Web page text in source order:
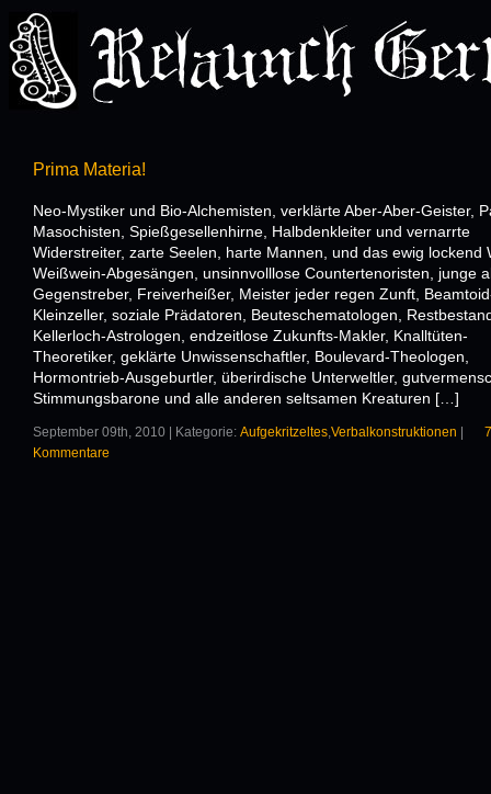
Prima Materia!
Neo-Mystiker und Bio-Alchemisten, verklärte Aber-Aber-Geister,
Masochisten, Spießgesellenhirne, Halbdenkleiter und vernarrte
Widerstreiter, zarte Seelen, harte Mannen, und das ewig lockend
Weißwein-Abgesängen, unsinnvolllose Countertenoristen, junge
Gegenstreber, Freiverheißer, Meister jeder regen Zunft,
Kleinzeller, soziale Prädatoren, Beuteschematologen,
Kellerloch-Astrologen, endzeitlose Zukunfts-Makler, Knalltüten-
Theoretiker, geklärte Unwissenschaftler, Boulevard-Theologen,
Hormontrieb-Ausgeburtler, überirdische Unterweltler,
Stimmungsbarone und alle anderen seltsamen Kreaturen […]
September 09th, 2010 | Kategorie: Aufgekritzeltes,Verbalkonstruktionen
7
Kommentare